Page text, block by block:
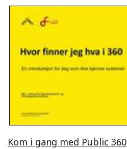
Kom i gang med Public 360